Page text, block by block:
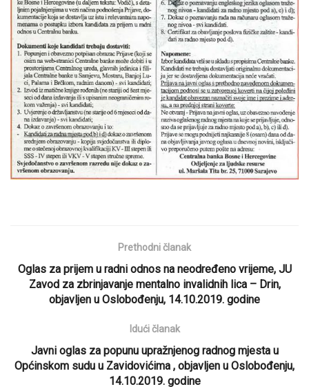
Prethodni članak
Oglas za prijem u radni odnos na neodređeno vrijeme, JU
Zavod za zbrinjavanje mentalno invalidnih lica – Drin,
objavljen u Oslobođenju, 14.10.2019. godine
Idući članak
Javni oglas za popunu upražnjenog radnog mjesta u
Općinskom sudu u Zavidovićima , objavljen u Oslobođenju,
14.10.2019. godine